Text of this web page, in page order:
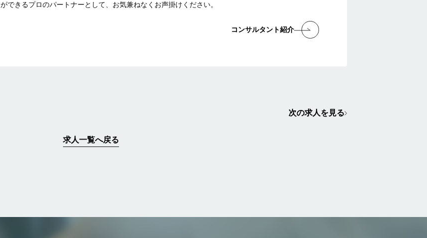
ができるプロのパートナーとして、お気兼ねなくお声掛けください。
コンサルタント紹介
次の求人を見る
求人一覧へ戻る